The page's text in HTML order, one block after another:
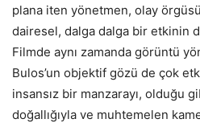
plana iten yönetmen, olay
dairesel, dalga dalga bir etkinin
Filmde aynı zamanda görüntü
Bulos’un objektif gözü de çok
insansız bir manzarayı, olduğu
doğallığıyla ve muhtemelen